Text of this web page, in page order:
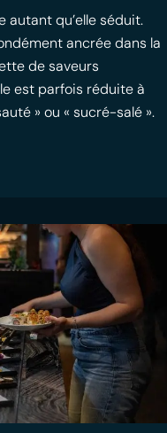
autant qu’elle séduit.
ancrée dans la
de saveurs
est parfois réduite à
» ou « sucré-salé ».